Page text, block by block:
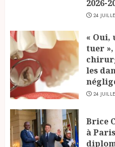
2026-
24
« Oui,
tuer
les
24
Brice
à